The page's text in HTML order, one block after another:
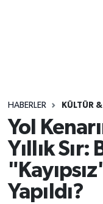
HABERLER KÜLTÜR
Yol
Yıllık Sır:
Yapıldı?
Yaşam